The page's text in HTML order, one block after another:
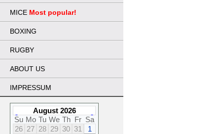
MICE Most popular!
BOXING
RUGBY
ABOUT US
IMPRESSUM
August 2026
Su Mo Tu We Th Fr Sa
26 27 28 29 30 31
1